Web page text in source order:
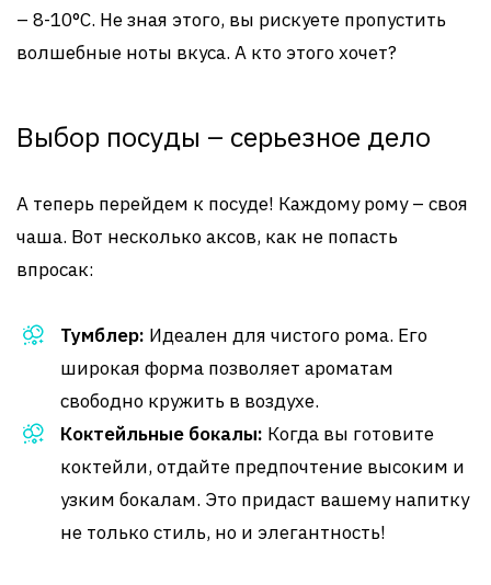
– 8-10°С. Не зная этого, вы рискуете пропустить
волшебные ноты вкуса. А кто этого хочет?
Выбор посуды – серьезное дело
А теперь перейдем к посуде! Каждому рому – своя
чаша. Вот несколько аксов, как не попасть
впросак:
Тумблер: Идеален для чистого рома. Его
широкая форма позволяет ароматам
свободно кружить в воздухе.
Коктейльные бокалы: Когда вы готовите
коктейли, отдайте предпочтение высоким и
узким бокалам. Это придаст вашему напитку
не только стиль, но и элегантность!